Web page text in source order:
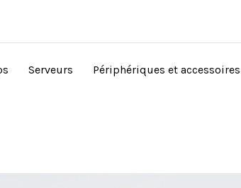
Serveurs Périphériques et accessoires